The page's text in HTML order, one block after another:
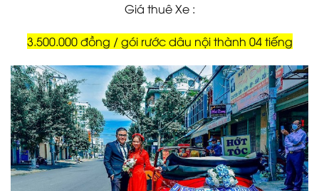
Giá thuê Xe :
3.500.000 đồng / gói rước dâu nội thành 04 tiếng